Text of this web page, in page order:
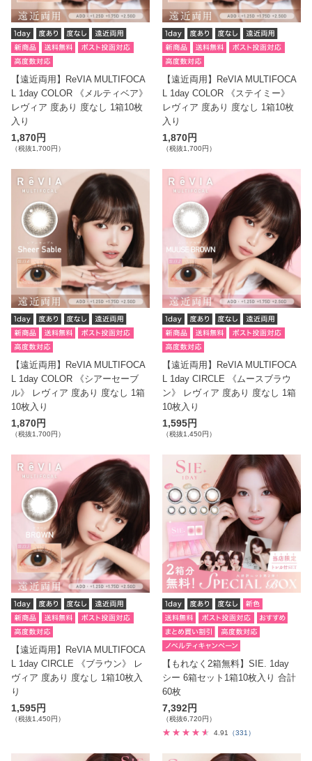
【遠近両用】ReVIA MULTIFOCA
L 1day COLOR 《メルティベア》
レヴィア 度あり 度なし 1箱10枚
入り
1,870円
（税抜1,700円）
【遠近両用】ReVIA MULTIFOCA
L 1day COLOR 《ステイミー》
レヴィア 度あり 度なし 1箱10枚
入り
1,870円
（税抜1,700円）
【遠近両用】ReVIA MULTIFOCA
L 1day COLOR 《シアーセーブ
ル》 レヴィア 度あり 度なし 1箱
10枚入り
1,870円
（税抜1,700円）
【遠近両用】ReVIA MULTIFOCA
L 1day CIRCLE 《ムースブラウ
ン》 レヴィア 度あり 度なし 1箱
10枚入り
1,595円
（税抜1,450円）
【遠近両用】ReVIA MULTIFOCA
L 1day CIRCLE 《ブラウン》 レ
ヴィア 度あり 度なし 1箱10枚入
り
1,595円
（税抜1,450円）
【もれなく2箱無料】SIE. 1day
シー 6箱セット1箱10枚入り 合計
60枚
7,392円
（税抜6,720円）
4.91
（331）